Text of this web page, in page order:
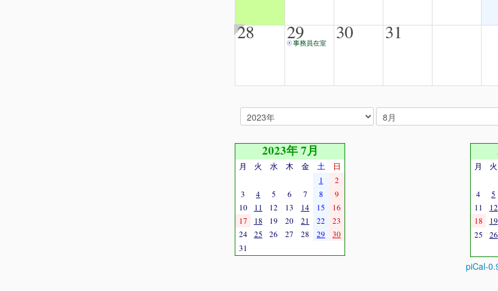
28 29
事務員在室 30 31
2023年 7月
月 火 水 木 金 土
日
1
2
3
4 5 6 7 8
9
10
11 12 13 14 15
16
17
18 19 20 21 22
23
24
25 26 27 28 29
30
31
月 火
4
5
11
12
18
19
25
26
piCal-